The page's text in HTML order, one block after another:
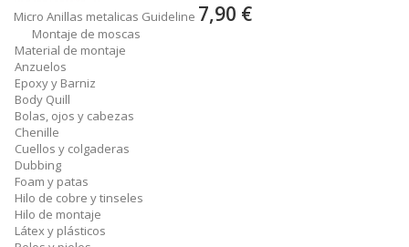
Micro Anillas metalicas Guideline 7,90 €
Montaje de moscas
Material de montaje
Anzuelos
Epoxy y Barniz
Body Quill
Bolas, ojos y cabezas
Chenille
Cuellos y colgaderas
Dubbing
Foam y patas
Hilo de cobre y tinseles
Hilo de montaje
Látex y plásticos